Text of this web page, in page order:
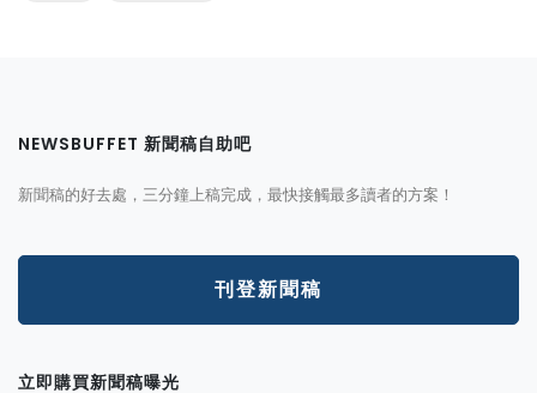
NEWSBUFFET 新聞稿自助吧
新聞稿的好去處，三分鐘上稿完成，最快接觸最多讀者的方案！
刊登新聞稿
立即購買新聞稿曝光